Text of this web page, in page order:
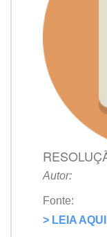
Autor:
Fonte:
> LEIA AQUI